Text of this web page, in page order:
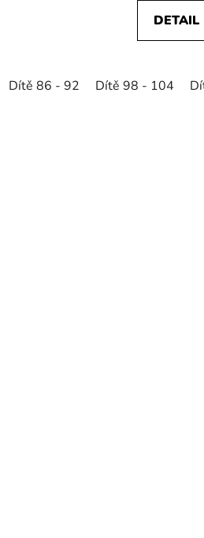
DETAIL
Dítě 86 - 92 Dítě 98 - 104